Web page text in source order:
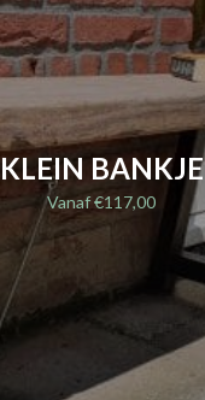
KLEIN BANKJE
Vanaf€117,00